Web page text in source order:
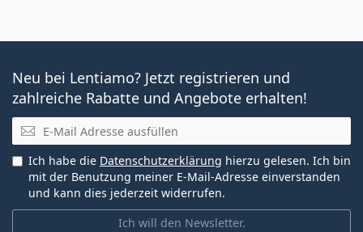
Neu bei Lentiamo? Jetzt registrieren und
zahlreiche Rabatte und Angebote erhalten!
E-Mail
Ich will den Newsletter.
Ich habe die Datenschutzerklärung hierzu gelesen. Ich bin
mit der Benutzung meiner E-Mail-Adresse einverstanden
und kann dies jederzeit widerrufen.